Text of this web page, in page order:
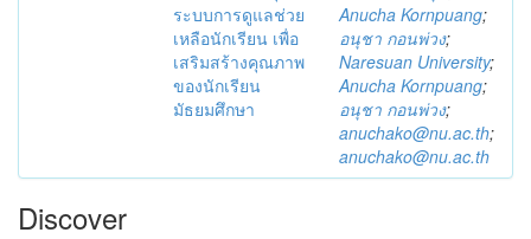
ระบบการดูแลช่วย
เหลือนักเรียน เพื่อ
เสริมสร้างคุณภาพ
ของนักเรียน
มัธยมศึกษา
Anucha Kornpuang;
อนุชา กอนพ่วง;
Naresuan University;
Anucha Kornpuang;
อนุชา กอนพ่วง;
anuchako@nu.ac.th;
anuchako@nu.ac.th
Discover